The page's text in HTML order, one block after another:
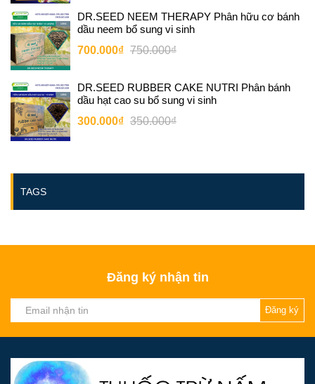
DR.SEED NEEM THERAPY Phân hữu cơ bánh
dầu neem bổ sung vi sinh
700.000₫ 750.000₫
DR.SEED RUBBER CAKE NUTRI Phân bánh
dầu hạt cao su bổ sung vi sinh
300.000₫ 350.000₫
TAGS
Đăng ký nhận tin
Đăng ký